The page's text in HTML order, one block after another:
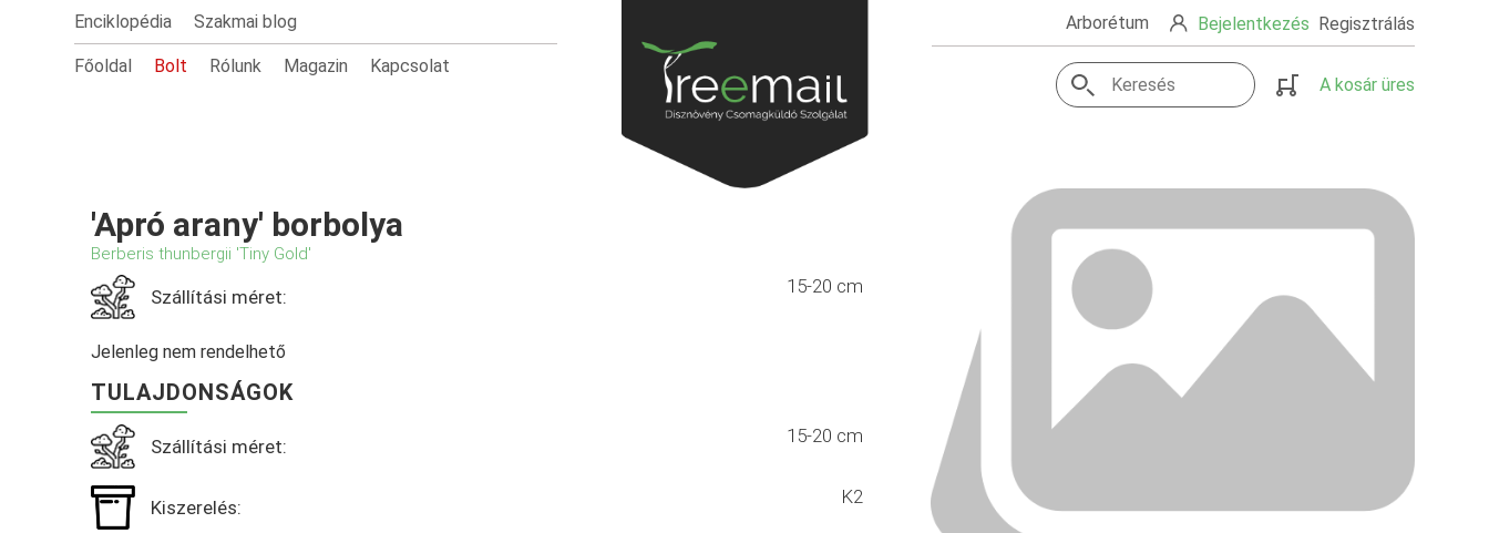
Enciklopédia Szakmai blog
Főoldal Bolt Rólunk Magazin Kapcsolat
Arborétum Bejelentkezés Regisztrálás
A kosár üres
'Apró arany' borbolya
Berberis thunbergii 'Tiny Gold'
Szállítási méret: 15-20 cm
Jelenleg nem rendelhető
TULAJDONSÁGOK
Szállítási méret: 15-20 cm
Kiszerelés: K2